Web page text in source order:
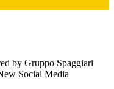
by Gruppo Spaggiari
Social Media